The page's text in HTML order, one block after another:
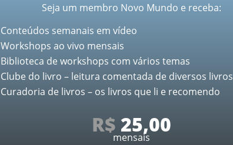
Seja um membro Novo Mundo e receba:
Conteúdos semanais em vídeo
Workshops ao vivo mensais
Biblioteca de workshops com vários temas
Clube do livro – leitura comentada de diversos livros
Curadoria de livros – os livros que li e recomendo
R$ 25,00
mensais